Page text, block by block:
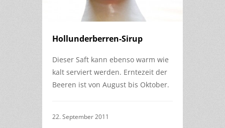
Hollunderberren-Sirup
Dieser Saft kann ebenso warm wie
kalt serviert werden. Erntezeit der
Beeren ist von August bis Oktober.
22. September 2011